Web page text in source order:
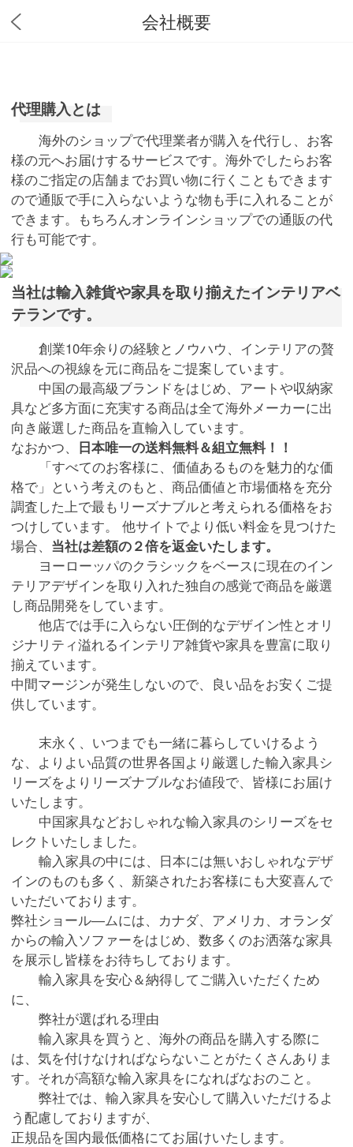
会社概要
代理購入とは
海外のショップで代理業者が購入を代行し、お客
様の元へお届けするサービスです。海外でしたらお客
様のご指定の店舗までお買い物に行くこともできます
ので通販で手に入らないような物も手に入れることが
できます。もちろんオンラインショップでの通販の代
行も可能です。
当社は輸入雑貨や家具を取り揃えたインテリアベ
テランです。
創業10年余りの経験とノウハウ、インテリアの贅
沢品への視線を元に商品をご提案しています。
中国の最高級ブランドをはじめ、アートや収納家
具など多方面に充実する商品は全て海外メーカーに出
向き厳選した商品を直輸入しています。
なおかつ、 日本唯一の送料無料＆組立無料！！
「すべてのお客様に、価値あるものを魅力的な価
格で」という考えのもと、商品価値と市場価格を充分
調査した上で最もリーズナブルと考えられる価格をお
つけしています。 他サイトでより低い料金を見つけた
場合、 当社は差額の２倍を返金いたします。
ヨーローッパのクラシックをベースに現在のイン
テリアデザインを取り入れた独自の感覚で商品を厳選
し商品開発をしています。
他店では手に入らない圧倒的なデザイン性とオリ
ジナリティ溢れるインテリア雑貨や家具を豊富に取り
揃えています。
中間マージンが発生しないので、良い品をお安くご提
供しています。
末永く、いつまでも一緒に暮らしていけるよう
な、よりよい品質の世界各国より厳選した輸入家具シ
リーズをよりリーズナブルなお値段で、皆様にお届け
いたします。
中国家具などおしゃれな輸入家具のシリーズをセ
レクトいたしました。
輸入家具の中には、日本には無いおしゃれなデザ
インのものも多く、新築されたお客様にも大変喜んで
いただいております。
弊社ショール―ムには、カナダ、アメリカ、オランダ
からの輸入ソファーをはじめ、数多くのお洒落な家具
を展示し皆様をお待ちしております。
輸入家具を安心＆納得してご購入いただくため
に、
弊社が選ばれる理由
輸入家具を買うと、海外の商品を購入する際に
は、気を付けなければならないことがたくさんありま
す。それが高額な輸入家具をになればなおのこと。
弊社では、輸入家具を安心して購入いただけるよ
う配慮しておりますが、
正規品を国内最低価格にてお届けいたします。